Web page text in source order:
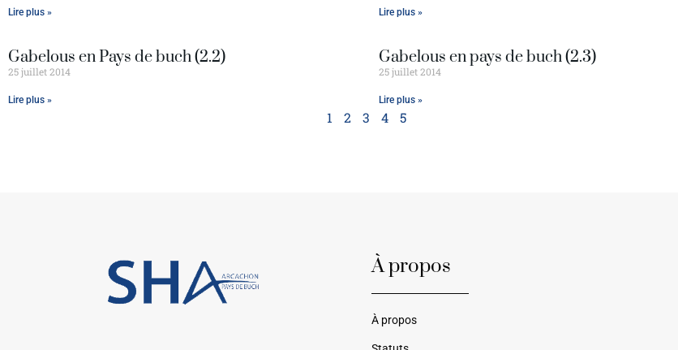
Lire plus » Lire plus »
Gabelous en Pays de buch (2.2)
25 juillet 2014
Lire plus »
Gabelous en pays de buch (2.3)
25 juillet 2014
Lire plus »
1 2 3 4 5
À propos
À propos